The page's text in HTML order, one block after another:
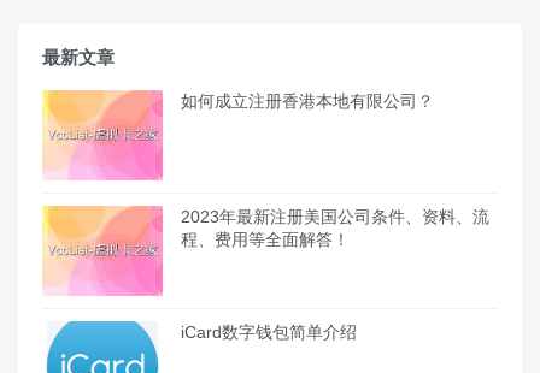
最新文章
如何成立注册香港本地有限公司？
2023年最新注册美国公司条件、资料、流
程、费用等全面解答！
iCard数字钱包简单介绍